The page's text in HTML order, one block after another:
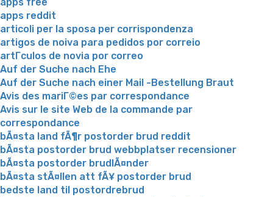
apps free
apps reddit
articoli per la sposa per corrispondenza
artigos de noiva para pedidos por correio
artГ­culos de novia por correo
Auf der Suche nach Ehe
Auf der Suche nach einer Mail -Bestellung Braut
Avis des mariГ©es par correspondance
Avis sur le site Web de la commande par
correspondance
bÃ¤sta land fÃ¶r postorder brud reddit
bÃ¤sta postorder brud webbplatser recensioner
bÃ¤sta postorder brudlÃ¤nder
bÃ¤sta stÃ¤llen att fÃ¥ postorder brud
bedste land til postordrebrud